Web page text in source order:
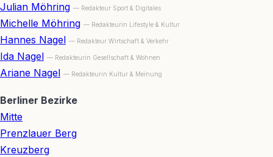
Julian Möhring — Redakteur Sport & Digitales
Michelle Möhring — Redakteurin Lifestyle & Kultur
Hannes Nagel — Redakteur Wirtschaft & Verkehr
Ida Nagel — Redakteurin Gesellschaft & Wohnen
Ariane Nagel — Redakteurin Kultur & Meinung
Berliner Bezirke
Mitte
Prenzlauer Berg
Kreuzberg